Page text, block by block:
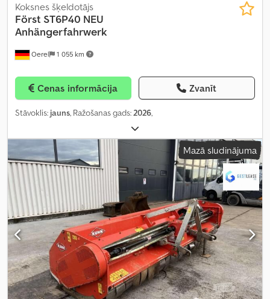
Oerel 1 055 km
Koksnes šķeldotājs
Först ST6P40 NEU
Anhängerfahrwerk
Cenas informācija Zvanīt
Stāvoklis: jauns, Ražošanas gads:2026,
Mazā sludinājuma